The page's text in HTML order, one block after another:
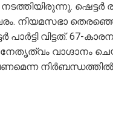
നടത്തിയിരുന്നു.
നിയമസഭാ
വിട്ടത്. 67-
നേതൃത്വം വാഗ്ദാനം
നിർബന്ധത്തിൽ